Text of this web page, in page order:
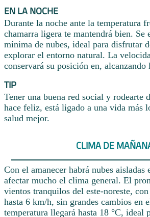
EN LA NOCHE
Durante la noche ante la temperatura
chamarra ligera te mantendrá bien. Se
mínima de nubes, ideal para disfrutar
explorar el entorno natural. La
conservará su posición en,
TIP
Tener una buena red social y rodearte
hace feliz, está ligado a una vida más
salud mejor.
CLIMA DE
Con el amanecer habrá nubes
afectar mucho el clima general. El
vientos tranquilos del este-noreste,
hasta 6 km/h, sin grandes cambios en
temperatura llegará hasta 18 °C, ideal